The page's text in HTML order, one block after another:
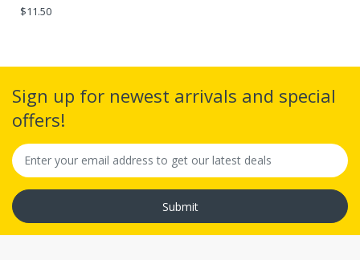
$11.50
Sign up for newest arrivals and special
offers!
Submit